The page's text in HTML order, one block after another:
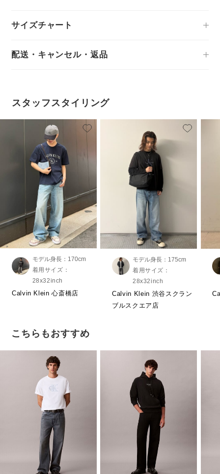
サイズチャート
配送・キャンセル・返品
スタッフスタイリング
モデル身長：170cm
着用サイズ：
28x32inch
Calvin Klein 心斎橋店
モデル身長：175cm
着用サイズ：
28x32inch
Calvin Klein 渋谷スクラン
ブルスクエア店
こちらもおすすめ